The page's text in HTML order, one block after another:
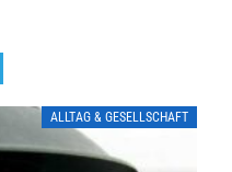
ALLTAG & GESELLSCHAFT